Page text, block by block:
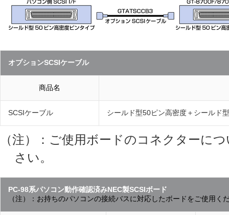
オプションSCSIケーブル
商品名
SCSIケーブル シールド型50ピン高密度＋シールド
（注）：ご使用ボードのコネクターに
さい。
PC-98系パソコン動作確認済みNEC製SCSIボード
（注）：お持ちのパソコンの接続バスに対応したボードをご使用く